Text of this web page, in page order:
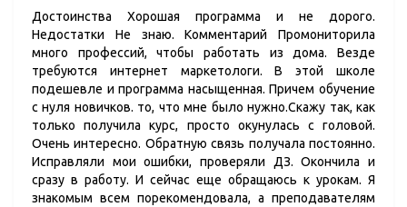
Достоинства Хорошая программа и не дорого.
Недостатки Не знаю. Комментарий Промониторила
много профессий, чтобы работать из дома. Везде
требуются интернет маркетологи. В этой школе
подешевле и программа насыщенная. Причем обучение
с нуля новичков. то, что мне было нужно.Скажу так, как
только получила курс, просто окунулась с головой.
Очень интересно. Обратную связь получала постоянно.
Исправляли мои ошибки, проверяли ДЗ. Окончила и
сразу в работу. И сейчас еще обращаюсь к урокам. Я
знакомым всем порекомендовала, а преподавателям